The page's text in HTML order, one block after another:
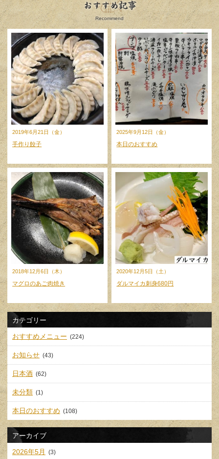
おすすめ記事
Recommend
2019年6月21日（金）
手作り餃子
2025年9月12日（金）
本日のおすすめ
2018年12月6日（木）
マグロのあご肉焼き
2020年12月5日（土）
ダルマイカ刺身680円
カテゴリー
おすすめメニュー (224)
お知らせ (43)
日本酒 (62)
未分類 (1)
本日のおすすめ (108)
アーカイブ
2026年5月 (3)